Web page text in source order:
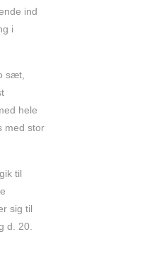
ind
i
sæt,
hele
med stor
til
sig til
d. 20.